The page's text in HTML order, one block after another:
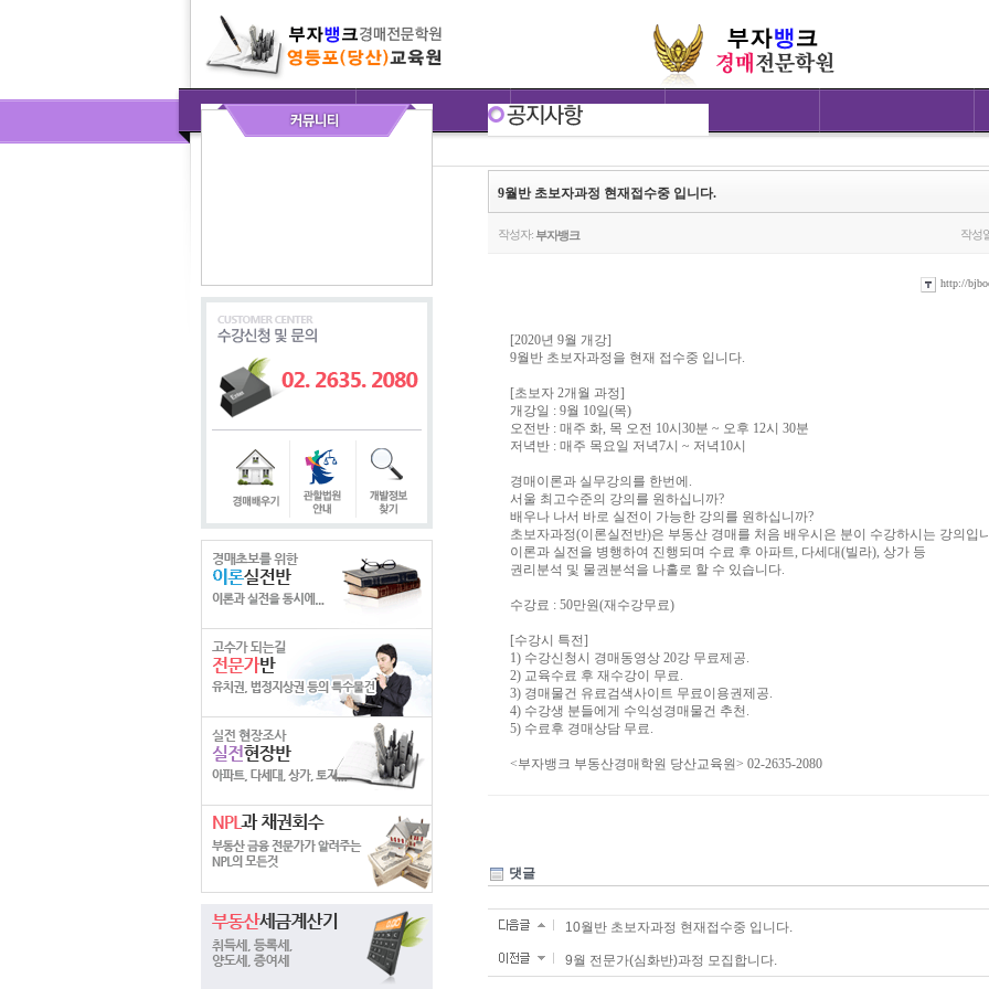
9월반 초보자과정 현재접수중 입니다.
작성자: 부자뱅크 작성
http://
[2020년 9월 개강]
9월반 초보자과정을 현재 접수중 입니다.
[초보자 2개월 과정]
개강일 : 9월 10일(목)
오전반 : 매주 화, 목 오전 10시30분 ~ 오후 12시 30분
저녁반 : 매주 목요일 저녁7시 ~ 저녁10시
경매이론과 실무강의를 한번에.
서울 최고수준의 강의를 원하십니까?
배우나 나서 바로 실전이 가능한 강의를 원하십니까?
초보자과정(이론실전반)은 부동산 경매를 처음 배우시은 분이 수강하시는 강의입
이론과 실전을 병행하여 진행되며 수료 후 아파트, 다세대(빌라), 상가 등
권리분석 및 물권분석을 나홀로 할 수 있습니다.
수강료 : 50만원(재수강무료)
[수강시 특전]
1) 수강신청시 경매동영상 20강 무료제공.
2) 교육수료 후 재수강이 무료.
3) 경매물건 유료검색사이트 무료이용권제공.
4) 수강생 분들에게 수익성경매물건 추천.
5) 수료후 경매상담 무료.
<부자뱅크 부동산경매학원 당산교육원> 02-2635-2080
댓글
10월반 초보자과정 현재접수중 입니다.
9월 전문가(심화반)과정 모집합니다.